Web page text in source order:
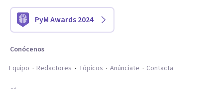
PyM Awards 2024
Conócenos
Equipo
Redactores Tópicos Anúnciate Contacta